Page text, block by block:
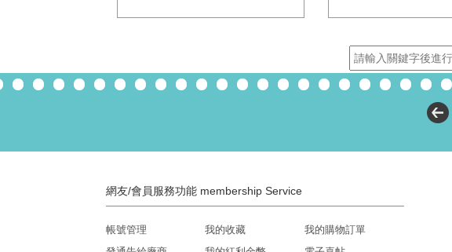
網友/會員服務功能 membership Service
帳號管理 我的收藏
我的購物訂單